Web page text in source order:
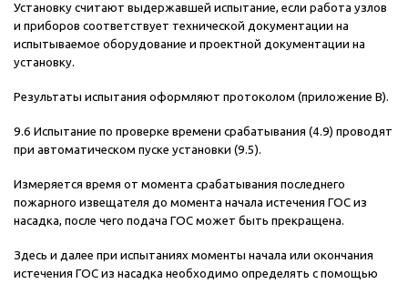
Установку считают выдержавшей испытание, если работа узлов
и приборов соответствует технической документации на
испытываемое оборудование и проектной документации на
установку.
Результаты испытания оформляют протоколом (приложение В).
9.6 Испытание по проверке времени срабатывания (4.9) проводят
при автоматическом пуске установки (9.5).
Измеряется время от момента срабатывания последнего
пожарного извещателя до момента начала истечения ГОС из
насадка, после чего подача ГОС может быть прекращена.
Здесь и далее при испытаниях моменты начала или окончания
истечения ГОС из насадка необходимо определять с помощью